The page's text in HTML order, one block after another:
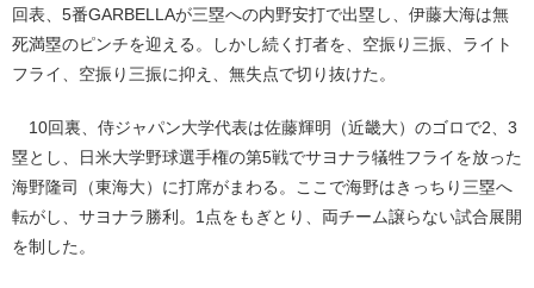
回表、5番GARBELLAが三塁への内野安打で出塁し、伊藤大海は無
死満塁のピンチを迎える。しかし続く打者を、空振り三振、ライト
フライ、空振り三振に抑え、無失点で切り抜けた。
10回裏、侍ジャパン大学代表は佐藤輝明（近畿大）のゴロで2、3
塁とし、日米大学野球選手権の第5戦でサヨナラ犠牲フライを放った
海野隆司（東海大）に打席がまわる。ここで海野はきっちり三塁へ
転がし、サヨナラ勝利。1点をもぎとり、両チーム譲らない試合展開
を制した。